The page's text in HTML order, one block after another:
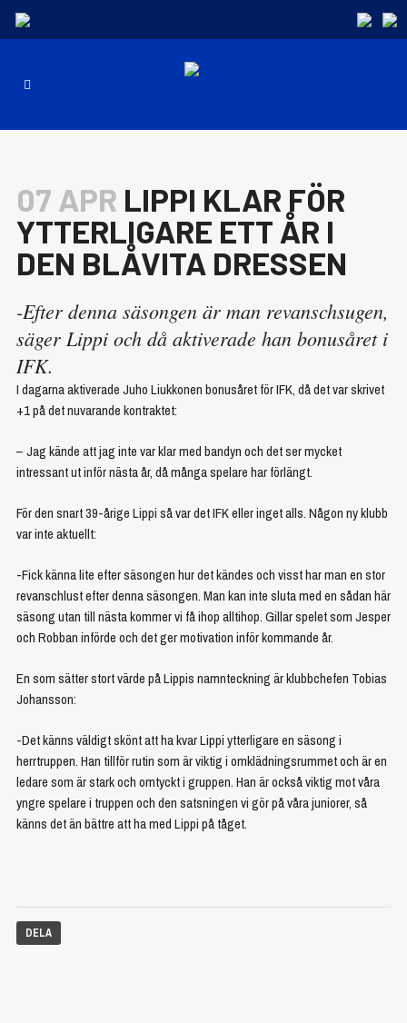
07 APR LIPPI KLAR FÖR
YTTERLIGARE ETT ÅR I
DEN BLÅVITA DRESSEN
-Efter denna säsongen är man revanschsugen,
säger Lippi och då aktiverade han bonusåret i
IFK.
I dagarna aktiverade Juho Liukkonen bonusåret för IFK, då det var skrivet
+1 på det nuvarande kontraktet:
– Jag kände att jag inte var klar med bandyn och det ser mycket
intressant ut inför nästa år, då många spelare har förlängt.
För den snart 39-årige Lippi så var det IFK eller inget alls. Någon ny klubb
var inte aktuellt:
-Fick känna lite efter säsongen hur det kändes och visst har man en stor
revanschlust efter denna säsongen. Man kan inte sluta med en sådan här
säsong utan till nästa kommer vi få ihop alltihop. Gillar spelet som Jesper
och Robban införde och det ger motivation inför kommande år.
En som sätter stort värde på Lippis namnteckning är klubbchefen Tobias
Johansson:
-Det känns väldigt skönt att ha kvar Lippi ytterligare en säsong i
herrtruppen. Han tillför rutin som är viktig i omklädningsrummet och är en
ledare som är stark och omtyckt i gruppen. Han är också viktig mot våra
yngre spelare i truppen och den satsningen vi gör på våra juniorer, så
känns det än bättre att ha med Lippi på tåget.
DELA